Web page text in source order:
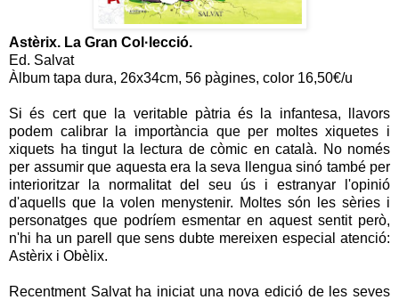
Astèrix. La Gran Col·lecció.
Ed. Salvat
Àlbum tapa dura, 26x34cm, 56 pàgines, color 16,50€/u
Si és cert que la veritable pàtria és la infantesa, llavors
podem calibrar la importància que per moltes xiquetes i
xiquets ha tingut la lectura de còmic en català. No només
per assumir que aquesta era la seva llengua sinó també per
interioritzar la normalitat del seu ús i estranyar l'opinió
d'aquells que la volen menystenir. Moltes són les sèries i
personatges que podríem esmentar en aquest sentit però,
n'hi ha un parell que sens dubte mereixen especial atenció:
Astèrix i Obèlix.
Recentment Salvat ha iniciat una nova edició de les seves